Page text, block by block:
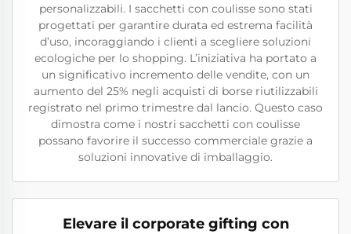
personalizzabili. I sacchetti con coulisse sono stati
progettati per garantire durata ed estrema facilità
d’uso, incoraggiando i clienti a scegliere soluzioni
ecologiche per lo shopping. L’iniziativa ha portato a
un significativo incremento delle vendite, con un
aumento del 25% negli acquisti di borse riutilizzabili
registrato nel primo trimestre dal lancio. Questo caso
dimostra come i nostri sacchetti con coulisse
possano favorire il successo commerciale grazie a
soluzioni innovative di imballaggio.
Elevare il corporate gifting con